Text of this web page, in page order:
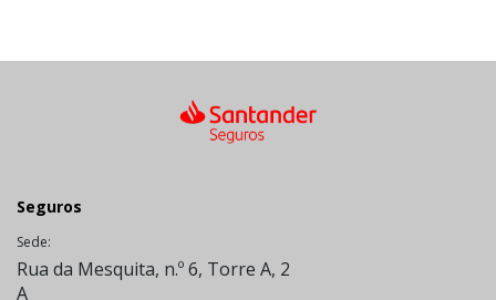
Seguros
Sede:
Rua da Mesquita, n.º 6, Torre A, 2
A